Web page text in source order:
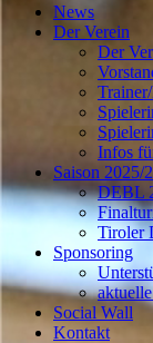
News
Der Verein
Der
Infos
Saison 2025/
DEBL
Tiroler
Sponsoring
Social Wall
Kontakt